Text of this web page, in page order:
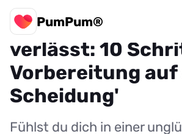
PumPum®
'Wie man seinen
verlässt: 10
Vorbereitung auf
Scheidung'
Fühlst du dich in einer